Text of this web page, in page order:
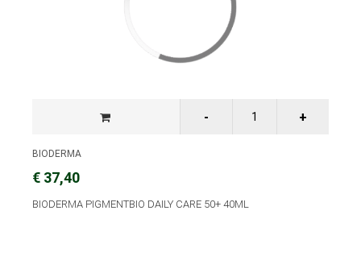
BIODERMA
€ 37,40
BIODERMA PIGMENTBIO DAILY CARE 50+ 40ML